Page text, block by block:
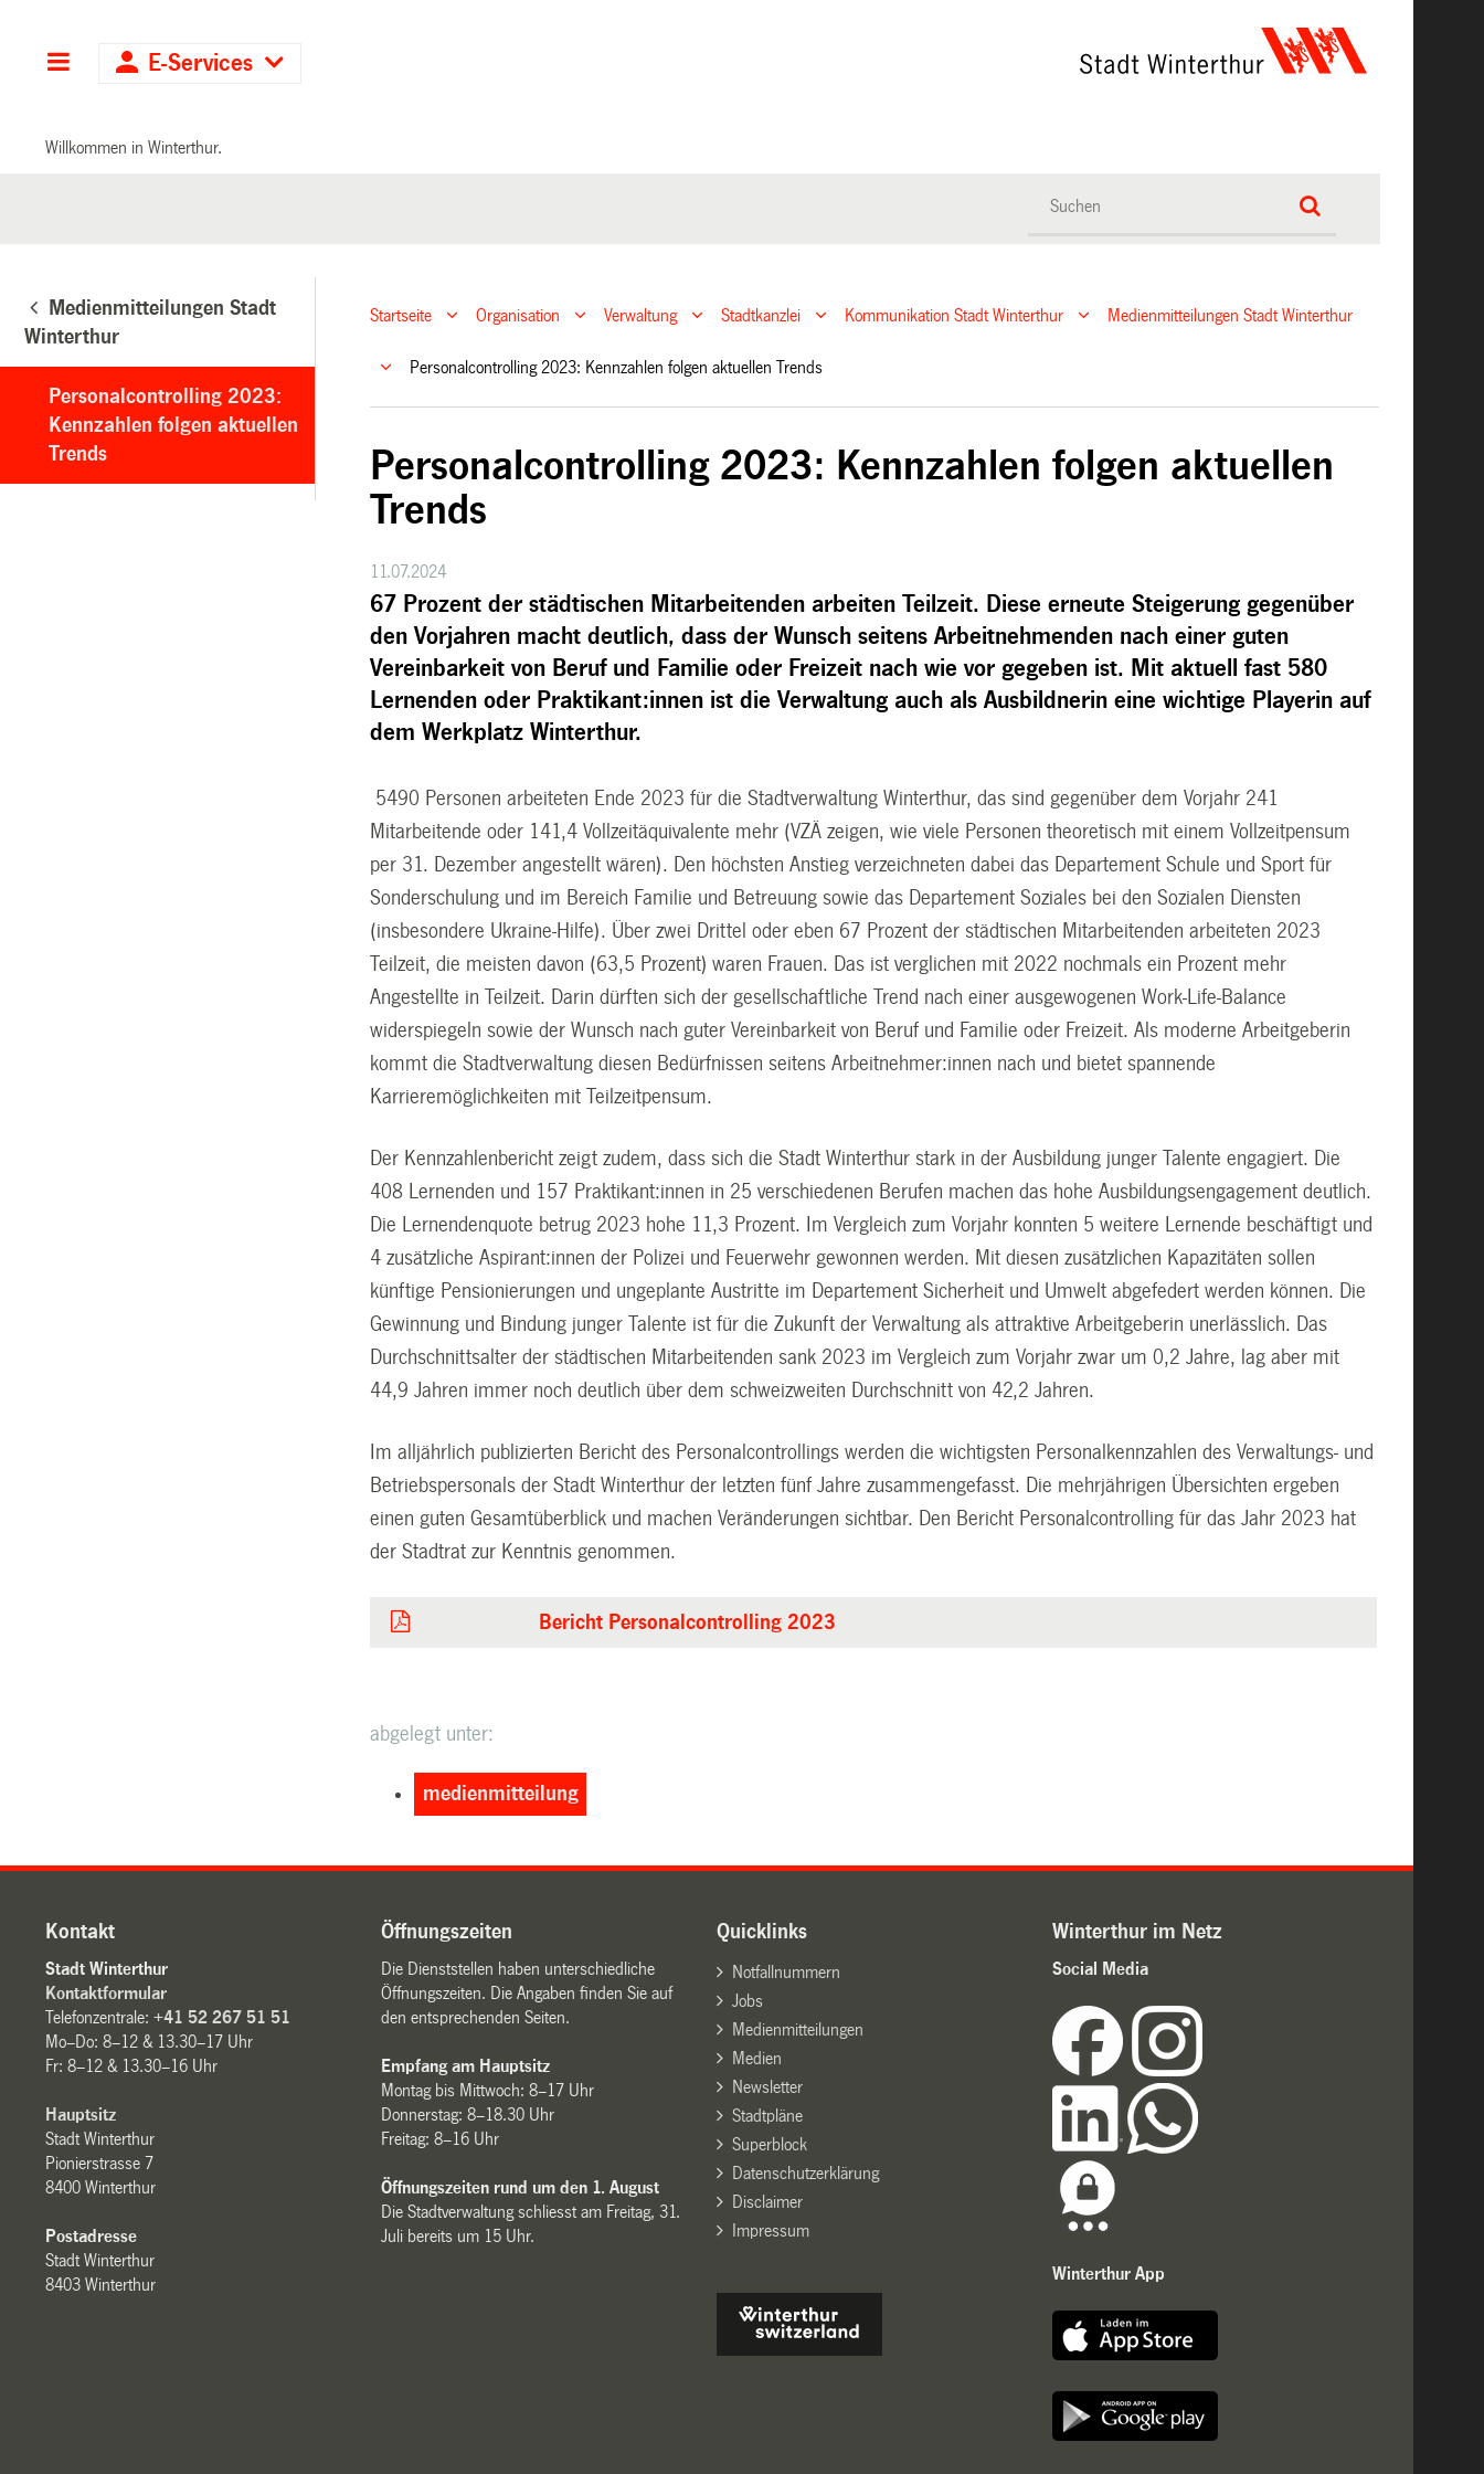
Hauptnavigation
E-Services
Willkommen in Winterthur.
Medienmitteilungen Stadt
Winterthur
Personalcontrolling 2023:
Kennzahlen folgen aktuellen
Trends
Startseite Organisation Verwaltung Stadtkanzlei Kommunikation Stadt Winterthur Medienmitteilungen Stadt Winterthur
Personalcontrolling 2023: Kennzahlen folgen aktuellen Trends
Personalcontrolling 2023: Kennzahlen folgen aktuellen
Trends
11.07.2024
67 Prozent der städtischen Mitarbeitenden arbeiten Teilzeit. Diese erneute Steigerung gegenüber
den Vorjahren macht deutlich, dass der Wunsch seitens Arbeitnehmenden nach einer guten
Vereinbarkeit von Beruf und Familie oder Freizeit nach wie vor gegeben ist. Mit aktuell fast 580
Lernenden oder Praktikant:innen ist die Verwaltung auch als Ausbildnerin eine wichtige Playerin auf
dem Werkplatz Winterthur.
5490 Personen arbeiteten Ende 2023 für die Stadtverwaltung Winterthur, das sind gegenüber dem Vorjahr 241
Mitarbeitende oder 141,4 Vollzeitäquivalente mehr (VZÄ zeigen, wie viele Personen theoretisch mit einem Vollzeitpensum
per 31. Dezember angestellt wären). Den höchsten Anstieg verzeichneten dabei das Departement Schule und Sport für
Sonderschulung und im Bereich Familie und Betreuung sowie das Departement Soziales bei den Sozialen Diensten
(insbesondere Ukraine-Hilfe). Über zwei Drittel oder eben 67 Prozent der städtischen Mitarbeitenden arbeiteten 2023
Teilzeit, die meisten davon (63,5 Prozent) waren Frauen. Das ist verglichen mit 2022 nochmals ein Prozent mehr
Angestellte in Teilzeit. Darin dürften sich der gesellschaftliche Trend nach einer ausgewogenen Work-Life-Balance
widerspiegeln sowie der Wunsch nach guter Vereinbarkeit von Beruf und Familie oder Freizeit. Als moderne Arbeitgeberin
kommt die Stadtverwaltung diesen Bedürfnissen seitens Arbeitnehmer:innen nach und bietet spannende
Karrieremöglichkeiten mit Teilzeitpensum.
Der Kennzahlenbericht zeigt zudem, dass sich die Stadt Winterthur stark in der Ausbildung junger Talente engagiert. Die
408 Lernenden und 157 Praktikant:innen in 25 verschiedenen Berufen machen das hohe Ausbildungsengagement deutlich.
Die Lernendenquote betrug 2023 hohe 11,3 Prozent. Im Vergleich zum Vorjahr konnten 5 weitere Lernende beschäftigt und
4 zusätzliche Aspirant:innen der Polizei und Feuerwehr gewonnen werden. Mit diesen zusätzlichen Kapazitäten sollen
künftige Pensionierungen und ungeplante Austritte im Departement Sicherheit und Umwelt abgefedert werden können. Die
Gewinnung und Bindung junger Talente ist für die Zukunft der Verwaltung als attraktive Arbeitgeberin unerlässlich. Das
Durchschnittsalter der städtischen Mitarbeitenden sank 2023 im Vergleich zum Vorjahr zwar um 0,2 Jahre, lag aber mit
44,9 Jahren immer noch deutlich über dem schweizweiten Durchschnitt von 42,2 Jahren.
Im alljährlich publizierten Bericht des Personalcontrollings werden die wichtigsten Personalkennzahlen des Verwaltungs- und
Betriebspersonals der Stadt Winterthur der letzten fünf Jahre zusammengefasst. Die mehrjährigen Übersichten ergeben
einen guten Gesamtüberblick und machen Veränderungen sichtbar. Den Bericht Personalcontrolling für das Jahr 2023 hat
der Stadtrat zur Kenntnis genommen.
Bericht Personalcontrolling 2023
abgelegt unter:
medienmitteilung
Kontakt
Stadt Winterthur
Kontaktformular
Telefonzentrale:+41 52 267 51 51
Mo–Do: 8–12 & 13.30–17 Uhr
Fr: 8–12 & 13.30–16 Uhr
Hauptsitz
Stadt Winterthur
Pionierstrasse 7
8400 Winterthur
Postadresse
Stadt Winterthur
8403 Winterthur
Öffnungszeiten
Die Dienststellen haben unterschiedliche
Öffnungszeiten. Die Angaben finden Sie auf
den entsprechenden Seiten.
Empfang am Hauptsitz
Montag bis Mittwoch: 8–17 Uhr
Donnerstag: 8–18.30 Uhr
Freitag: 8–16 Uhr
Öffnungszeiten rund um den 1. August
Die Stadtverwaltung schliesst am Freitag, 31.
Juli bereits um 15 Uhr.
Quicklinks
Notfallnummern
Jobs
Medienmitteilungen
Medien
Newsletter
Stadtpläne
Superblock
Datenschutzerklärung
Disclaimer
Impressum
Winterthur im Netz
Social Media
Winterthur App